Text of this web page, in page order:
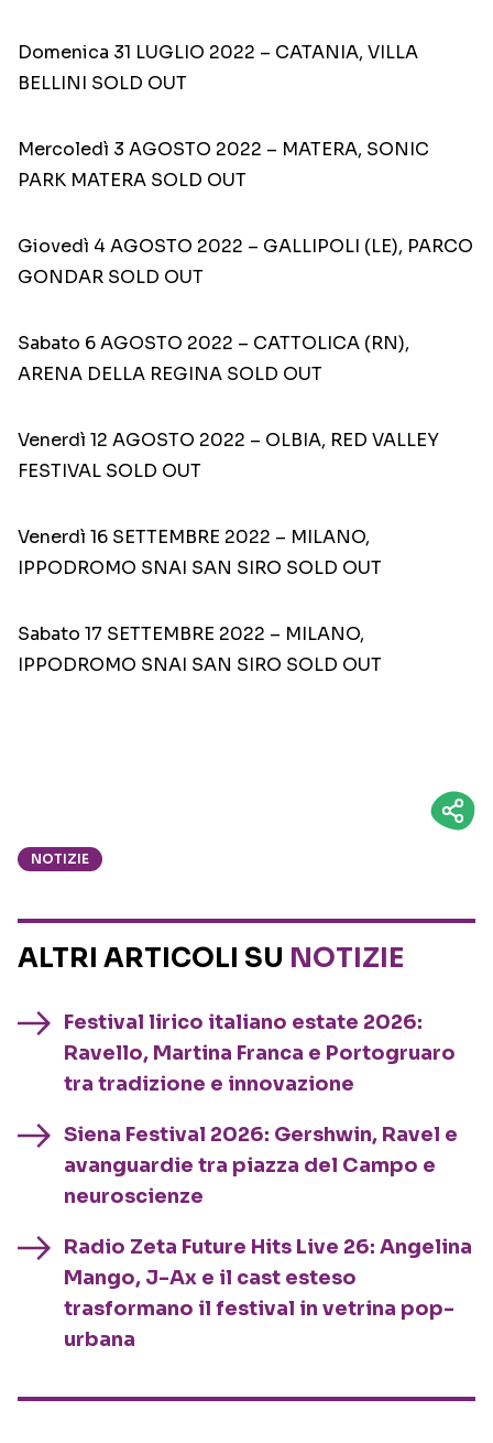
Domenica 31 LUGLIO 2022 – CATANIA, VILLA
BELLINI SOLD OUT
Mercoledì 3 AGOSTO 2022 – MATERA, SONIC
PARK MATERA SOLD OUT
Giovedì 4 AGOSTO 2022 – GALLIPOLI (LE), PARCO
GONDAR SOLD OUT
Sabato 6 AGOSTO 2022 – CATTOLICA (RN),
ARENA DELLA REGINA SOLD OUT
Venerdì 12 AGOSTO 2022 – OLBIA, RED VALLEY
FESTIVAL SOLD OUT
Venerdì 16 SETTEMBRE 2022 – MILANO,
IPPODROMO SNAI SAN SIRO SOLD OUT
Sabato 17 SETTEMBRE 2022 – MILANO,
IPPODROMO SNAI SAN SIRO SOLD OUT
NOTIZIE
ALTRI ARTICOLI SU NOTIZIE
Festival lirico italiano estate 2026:
Ravello, Martina Franca e Portogruaro
tra tradizione e innovazione
Siena Festival 2026: Gershwin, Ravel e
avanguardie tra piazza del Campo e
neuroscienze
Radio Zeta Future Hits Live 26: Angelina
Mango, J-Ax e il cast esteso
trasformano il festival in vetrina pop-
urbana